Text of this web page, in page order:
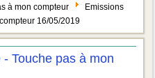
à mon compteur
Emissions
16/05/2019
Touche pas à mon